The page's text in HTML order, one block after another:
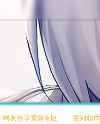
网友分享资源专区 签到领币